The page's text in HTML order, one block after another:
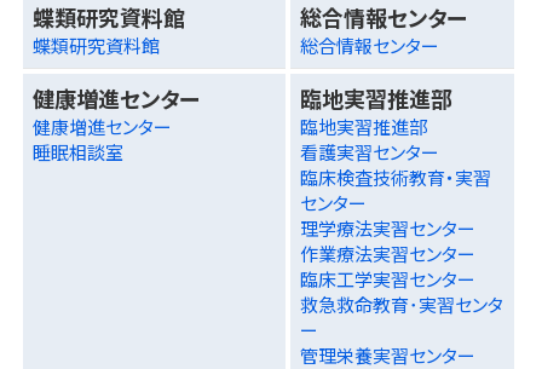
蝶類研究資料館
蝶類研究資料館
総合情報センター
総合情報センター
健康増進センター
健康増進センター
睡眠相談室
臨地実習推進部
臨地実習推進部
看護実習センター
臨床検査技術教育・実習
センター
理学療法実習センター
作業療法実習センター
臨床工学実習センター
救急救命教育･実習センタ
ー
管理栄養実習センター